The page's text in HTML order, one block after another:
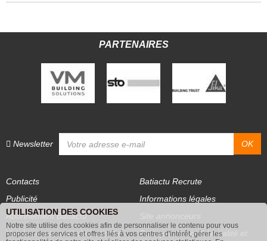
Publicité
Abonnement Batiactu
Site annonceurs
UTILISATION DES COOKIES
Notre site utilise des cookies afin de personnaliser le contenu pour vous
proposer des services et offres liés à vos centres d'intérêt, gérer les